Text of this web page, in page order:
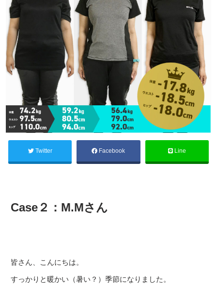
Twitter Facebook Line
Case２：M.Mさん
皆さん、こんにちは。
すっかりと暖かい（暑い？）季節になりました。